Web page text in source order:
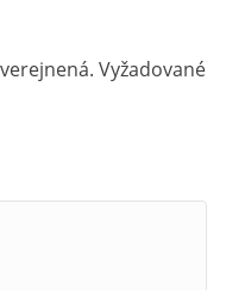
Vyžadované